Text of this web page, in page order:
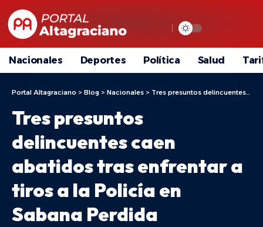
Nacionales Deportes Política Salud
Portal Altagraciano > Blog > Nacionales > Tres presuntos delincuentes caen abatidos tras enfrentar a tiros a la Policía en Sabana Perdida
Tres presuntos
delincuentes caen
abatidos tras enfrentar a
tiros a la Policía en
Sabana Perdida